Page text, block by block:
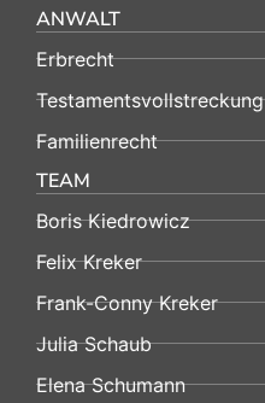
ANWALT
Erbrecht
Testamentsvollstreckung
Familienrecht
TEAM
Boris Kiedrowicz
Felix Kreker
Frank-Conny Kreker
Julia Schaub
Elena Schumann